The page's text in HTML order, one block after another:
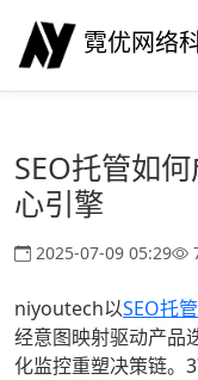
霓优网络
SEO托管如
心引擎
2025-07-09 05:29
niyoutech以SEO托管
经意图映射驱动产品
化监控重塑决策链。